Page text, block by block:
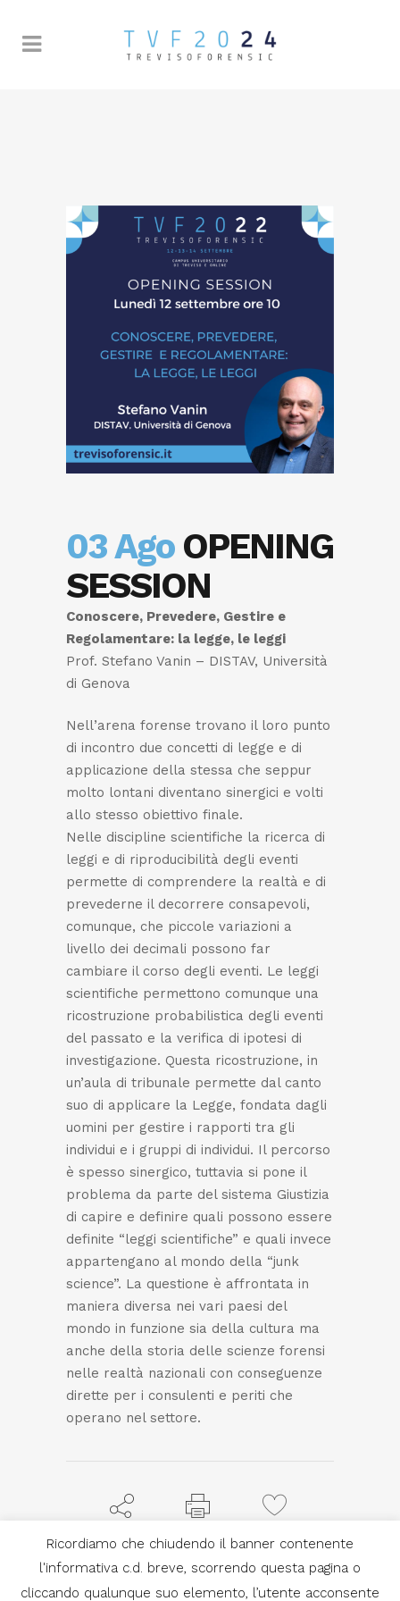
03 AgoOPENING
SESSION
Conoscere, Prevedere, Gestire e
Regolamentare: la legge, le leggi
Prof. Stefano Vanin – DISTAV, Università
di Genova
Nell’arena forense trovano il loro punto
di incontro due concetti di legge e di
applicazione della stessa che seppur
molto lontani diventano sinergici e volti
allo stesso obiettivo finale.
Nelle discipline scientifiche la ricerca di
leggi e di riproducibilità degli eventi
permette di comprendere la realtà e di
prevederne il decorrere consapevoli,
comunque, che piccole variazioni a
livello dei decimali possono far
cambiare il corso degli eventi. Le leggi
scientifiche permettono comunque una
ricostruzione probabilistica degli eventi
del passato e la verifica di ipotesi di
investigazione. Questa ricostruzione, in
un’aula di tribunale permette dal canto
suo di applicare la Legge, fondata dagli
uomini per gestire i rapporti tra gli
individui e i gruppi di individui. Il percorso
è spesso sinergico, tuttavia si pone il
problema da parte del sistema Giustizia
di capire e definire quali possono essere
definite “leggi scientifiche” e quali invece
appartengano al mondo della “junk
science”. La questione è affrontata in
maniera diversa nei vari paesi del
mondo in funzione sia della cultura ma
anche della storia delle scienze forensi
nelle realtà nazionali con conseguenze
dirette per i consulenti e periti che
operano nel settore.
SHARE PRINT PAGE 2LIKES
Ricordiamo che chiudendo il banner contenente
l'informativa c.d. breve, scorrendo questa pagina o
cliccando qualunque suo elemento, l’utente acconsente